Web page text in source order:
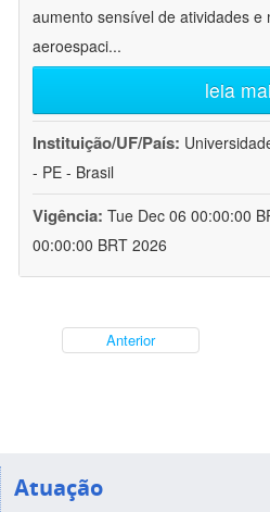
aumento sensível de atividades e
aeroespaci...
leia
Instituição/UF/País:
- PE - Brasil
Vigência: Tue Dec 06 00:00:00
00:00:00 BRT 2026
Anterior
Atuação